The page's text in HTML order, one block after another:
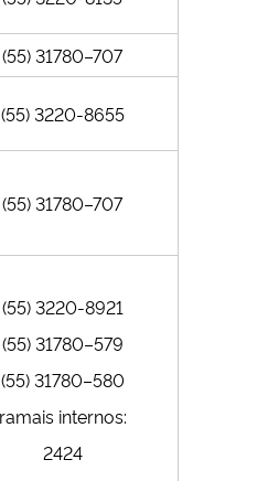
(55)31780–707
(55)3220-8655
(55)31780–707
(55)3220-8921
(55) 31780–579
(55) 31780–580
ramais internos:
2424